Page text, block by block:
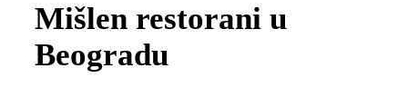
Mišlen restorani u
Beogradu